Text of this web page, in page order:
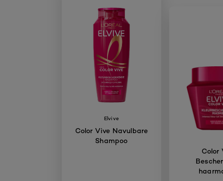
Elvive
Color Vive Navulbare
Shampoo
Color